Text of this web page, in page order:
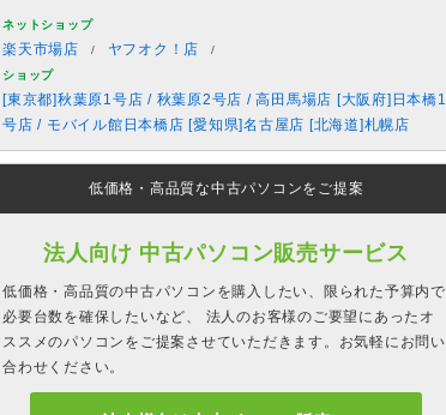
ネットショップ
楽天市場店 ヤフオク！店
ショップ
[東京都]秋葉原1号店 / 秋葉原2号店 / 高田馬場店 [大阪府]日本橋1
号店 / モバイル館日本橋店 [愛知県]名古屋店 [北海道]札幌店
低価格・高品質な中古パソコンをご提案
法人向け 中古パソコン販売サービス
低価格・高品質の中古パソコンを購入したい、限られた予算内で
必要台数を確保したいなど、 法人のお客様のご要望にあったオ
ススメのパソコンをご提案させていただきます。お気軽にお問い
合わせください。